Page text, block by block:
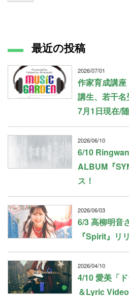
最近の投稿
2026/07/01
作家育成講
講生、若干
7月1日現在/
2026/06/10
6/10
ALBUM『
ス！
2026/06/03
6/3 高柳明音
『Spirit』リ
2026/04/10
4/10 愛美「
＆Lyric